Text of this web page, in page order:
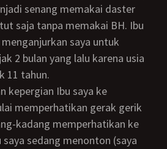
senang memakai daster
saja tanpa memakai BH. Ibu
saya untuk
2 bulan yang lalu karena usia
11 tahun.
memperhatikan gerak gerik
kadang memperhatikan ke
saya sedang menonton (saya